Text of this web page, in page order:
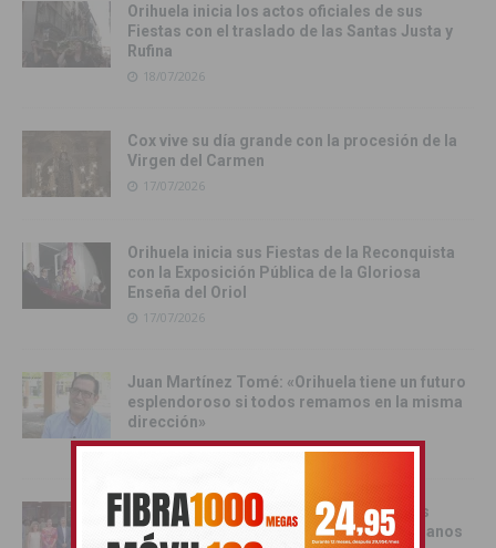
Orihuela inicia los actos oficiales de sus
Fiestas con el traslado de las Santas Justa y
Rufina
18/07/2026
Cox vive su día grande con la procesión de la
Virgen del Carmen
17/07/2026
Orihuela inicia sus Fiestas de la Reconquista
con la Exposición Pública de la Gloriosa
Enseña del Oriol
17/07/2026
Juan Martínez Tomé: «Orihuela tiene un futuro
esplendoroso si todos remamos en la misma
dirección»
16/07/2026
Orihuela recibe oficialmente a los cargos
festeros de las Fiestas de Moros y Cristianos